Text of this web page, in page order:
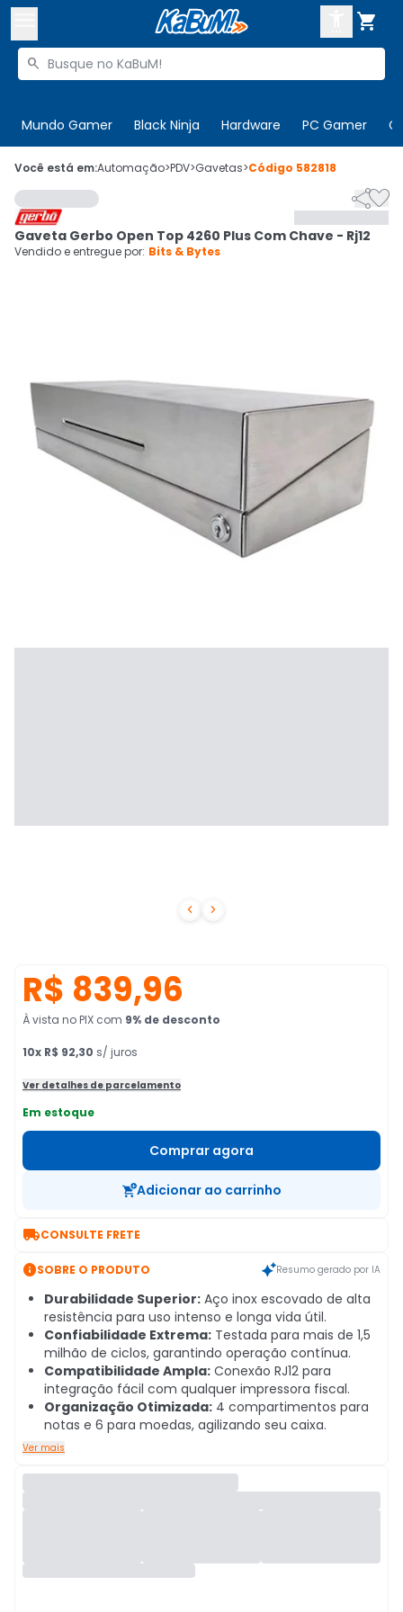

Buscar produtos

Mundo Gamer Black Ninja Hardware PC Gamer
 Olá. Acesse sua conta
 Departamentos
Cupons
CADASTRE-SE
Você está em:Automação>PDV>Gavetas>Código 582818
 

Gaveta Gerbo Open Top 4260 Plus Com Chave - Rj12
Vendido e entregue por: Bits & Bytes
R$ 839,96
À vista no PIX com 9% de desconto
10x R$ 92,30 s/ juros
Ver detalhes de parcelamento
Em estoque
Comprar agora
Adicionar ao carrinho
CONSULTE FRETE
SOBRE O PRODUTO Resumo gerado por IA
Durabilidade Superior: Aço inox escovado de alta
resistência para uso intenso e longa vida útil.
Confiabilidade Extrema: Testada para mais de 1,5
milhão de ciclos, garantindo operação contínua.
Compatibilidade Ampla: Conexão RJ12 para
integração fácil com qualquer impressora fiscal.
Organização Otimizada: 4 compartimentos para
notas e 6 para moedas, agilizando seu caixa.
Ver mais